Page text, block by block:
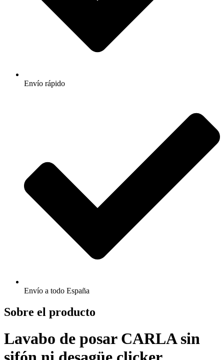
Envío rápido
Envío a todo España
Sobre el producto
Lavabo de posar CARLA sin